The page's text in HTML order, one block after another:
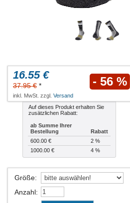
16.55 €
37.95 € * - 56 %
inkl. MwSt. zzgl. Versand
Auf dieses Produkt erhalten Sie
zusätzlichen Rabatt:
ab Summe Ihrer
Bestellung
Rabatt
600.00 €
2 %
1000.00 €
4 %
Größe:
Anzahl: